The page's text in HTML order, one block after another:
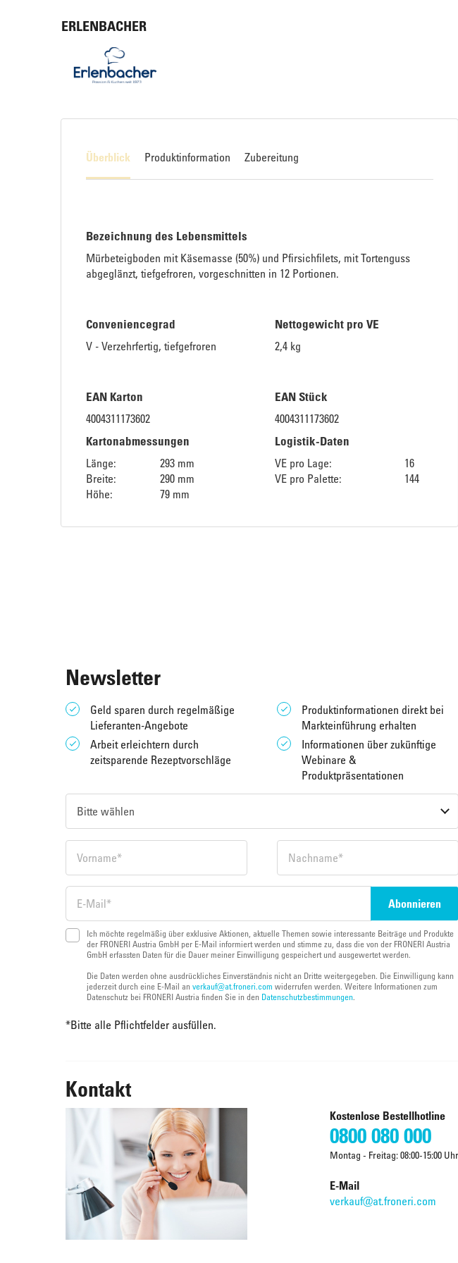
ERLENBACHER
Überblick Produktinformation Zubereitung
Bezeichnung des Lebensmittels
Mürbeteigboden mit Käsemasse (50%) und Pfirsichfilets, mit Tortenguss
abgeglänzt, tiefgefroren, vorgeschnitten in 12 Portionen.
Conveniencegrad
V - Verzehrfertig, tiefgefroren
Nettogewicht pro VE
2,4 kg
EAN Karton
4004311173602
EAN Stück
4004311173602
Kartonabmessungen
Länge:
293 mm
Breite:
290 mm
Höhe:
79 mm
Logistik-Daten
VE pro Lage:
16
VE pro Palette:
144
Newsletter
Geld sparen durch regelmäßige
Lieferanten-Angebote
Produktinformationen direkt bei
Markteinführung erhalten
Arbeit erleichtern durch
zeitsparende Rezeptvorschläge
Informationen über zukünftige
Webinare &
Produktpräsentationen
Ich möchte regelmäßig über exklusive Aktionen, aktuelle Themen sowie interessante Beiträge und Produkte
der FRONERI Austria GmbH per E-Mail informiert werden und stimme zu, dass die von der FRONERI Austria
GmbH erfassten Daten für die Dauer meiner Einwilligung gespeichert und ausgewertet werden.
Die Daten werden ohne ausdrückliches Einverständnis nicht an Dritte weitergegeben. Die Einwilligung kann
jederzeit durch eine E-Mail an verkauf@at.froneri.com widerrufen werden. Weitere Informationen zum
Datenschutz bei FRONERI Austria finden Sie in den Datenschutzbestimmungen.
*Bitte alle Pflichtfelder ausfüllen.
Kontakt
Kostenlose Bestellhotline
0800 080 000
Montag - Freitag: 08:00-15:00 Uhr
E-Mail
verkauf@at.froneri.com